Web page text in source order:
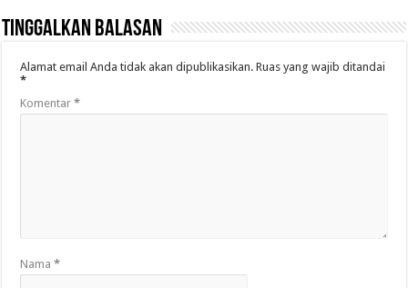
Tinggalkan Balasan
Alamat email Anda tidak akan dipublikasikan. Ruas yang wajib ditandai
*
Komentar*
Nama*